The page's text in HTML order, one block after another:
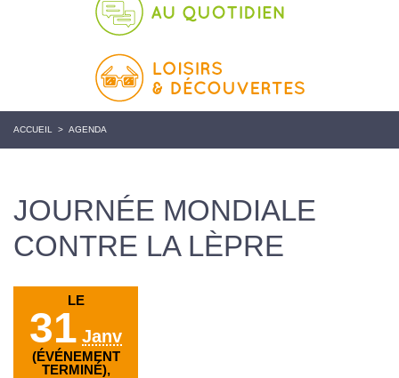
ACCUEIL > AGENDA
JOURNÉE MONDIALE
CONTRE LA LÈPRE
LE
31 Janv
(ÉVÉNEMENT
TERMINÉ),